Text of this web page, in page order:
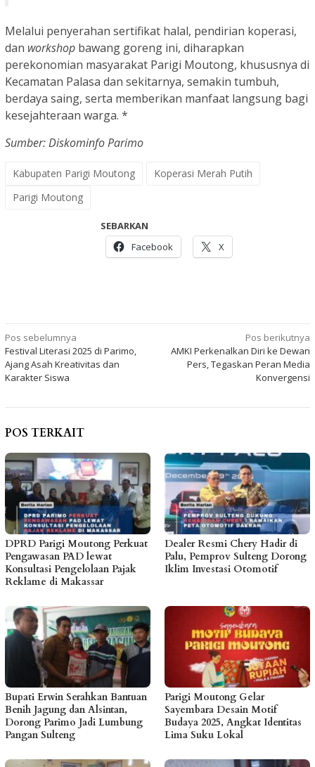
Melalui penyerahan sertifikat halal, pendirian koperasi,
dan workshop bawang goreng ini, diharapkan
perekonomian masyarakat Parigi Moutong, khususnya di
Kecamatan Palasa dan sekitarnya, semakin tumbuh,
berdaya saing, serta memberikan manfaat langsung bagi
kesejahteraan warga. *
Sumber: Diskominfo Parimo
Kabupaten Parigi Moutong
Koperasi Merah Putih
Parigi Moutong
SEBARKAN
Facebook
X
Navigasi
pos
Pos sebelumnya
Festival Literasi 2025 di Parimo,
Ajang Asah Kreativitas dan
Karakter Siswa
Pos berikutnya
AMKI Perkenalkan Diri ke Dewan
Pers, Tegaskan Peran Media
Konvergensi
POS TERKAIT
DPRD Parigi Moutong Perkuat
Pengawasan PAD lewat
Konsultasi Pengelolaan Pajak
Reklame di Makassar
Dealer Resmi Chery Hadir di
Palu, Pemprov Sulteng Dorong
Iklim Investasi Otomotif
Bupati Erwin Serahkan Bantuan
Benih Jagung dan Alsintan,
Dorong Parimo Jadi Lumbung
Pangan Sulteng
Parigi Moutong Gelar
Sayembara Desain Motif
Budaya 2025, Angkat Identitas
Lima Suku Lokal